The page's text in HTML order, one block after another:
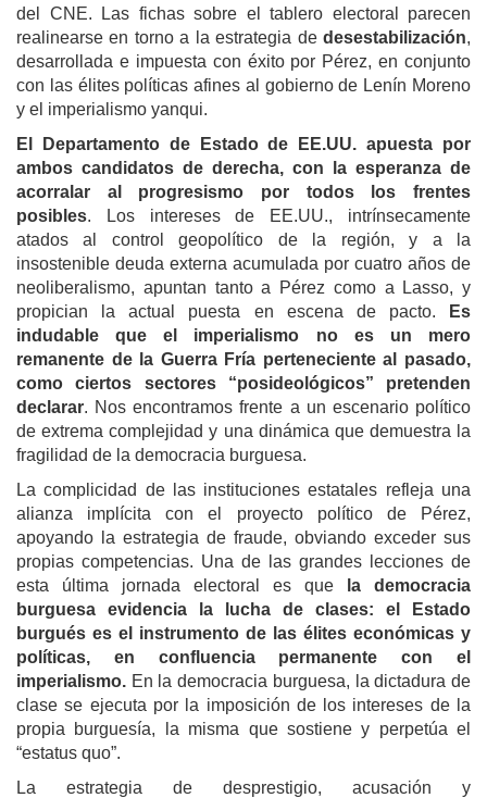
del CNE. Las fichas sobre el tablero electoral parecen
realinearse en torno a la estrategia de desestabilización,
desarrollada e impuesta con éxito por Pérez, en conjunto
con las élites políticas afines al gobierno de Lenín Moreno
y el imperialismo yanqui.
El Departamento de Estado de EE.UU. apuesta por
ambos candidatos de derecha, con la esperanza de
acorralar al progresismo por todos los frentes
posibles. Los intereses de EE.UU., intrínsecamente
atados al control geopolítico de la región, y a la
insostenible deuda externa acumulada por cuatro años de
neoliberalismo, apuntan tanto a Pérez como a Lasso, y
propician la actual puesta en escena de pacto.
Es
indudable que el imperialismo no es un mero
remanente de la Guerra Fría perteneciente al pasado,
como ciertos sectores “posideológicos” pretenden
declarar. Nos encontramos frente a un escenario político
de extrema complejidad y una dinámica que demuestra la
fragilidad de la democracia burguesa.
La complicidad de las instituciones estatales refleja una
alianza implícita con el proyecto político de Pérez,
apoyando la estrategia de fraude, obviando exceder sus
propias competencias. Una de las grandes lecciones de
esta última jornada electoral es que
la democracia
burguesa evidencia la lucha de clases: el Estado
burgués es el instrumento de las élites económicas y
políticas, en confluencia permanente con el
imperialismo. En la democracia burguesa, la dictadura de
clase se ejecuta por la imposición de los intereses de la
propia burguesía, la misma que sostiene y perpetúa el
“estatus quo”.
La estrategia de desprestigio, acusación y